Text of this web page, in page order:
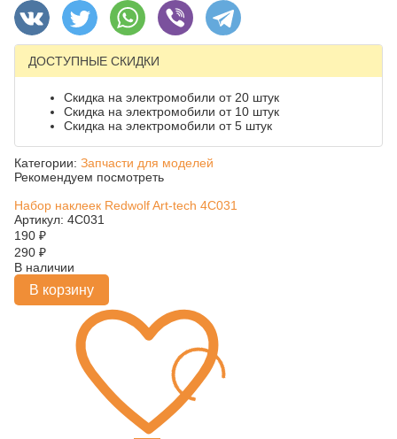
ДОСТУПНЫЕ СКИДКИ
Скидка на электромобили от 20 штук
Скидка на электромобили от 10 штук
Скидка на электромобили от 5 штук
Категории: Запчасти для моделей
Рекомендуем посмотреть
Набор наклеек Redwolf Art-tech 4C031
Артикул: 4C031
190 ₽
290 ₽
В наличии
В корзину